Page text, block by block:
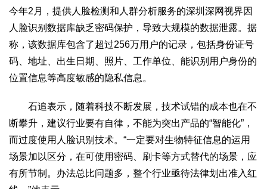
今年2月，提供人脸检测和人群分析服务的深圳深网视界因
人脸识别数据库缺乏密码保护，导致大规模的数据泄露。据
称，该数据库包含了超过256万用户的记录，包括身份证号
码、地址、出生日期、照片、工作单位、能识别用户身份的
位置信息等高度敏感的隐私信息。
石追表示，随着科技不断发展，技术试错的成本也在不
断攀升，建议行业要有自律，不能为突出产品的“智能化”，
而过度使用人脸识别技术。“一定要对生物特征信息的运用
场景加以区分，在可使用密码、刷卡等方式替代的场景，应
有所节制。办法总比问题多，整个行业亟待法律划出准入红